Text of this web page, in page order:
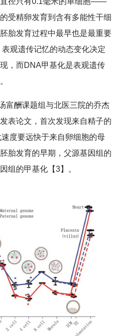
受精卵发育到含有多能性干细
胎发育过程中最早也是最重要
观遗传记忆的动态变化决定
，而DNA甲基化是表观遗传
富酬课题组与北医三院的乔杰
表论文，首次发现来自精子的
度要远快于来自卵细胞的母
胎发育的早期，父源基因组的
组的甲基化【3】。